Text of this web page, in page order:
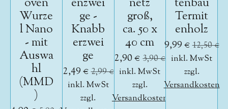
Wurze
l Nano
- mit
Auswa
hl
(MMD
)
ge -
Knabb
erzwei
ge
2,49 €2,99 €
inkl. MwSt
zzgl.
groß,
ca. 50 x
40 cm
2,90 € 3,90 €
inkl. MwSt
zzgl.
Versandkosten
Termit
enholz
9,99 €12,50 €
inkl. MwSt
zzgl.
Versandkosten